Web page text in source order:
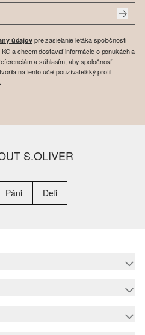
údajovpre zasielanie letáka spoločnosti
a chcem dostavať informácie o ponukách a
a súhlasím, aby spoločnosť
na tento účel používateľský profil
S.OLIVER
Páni Deti